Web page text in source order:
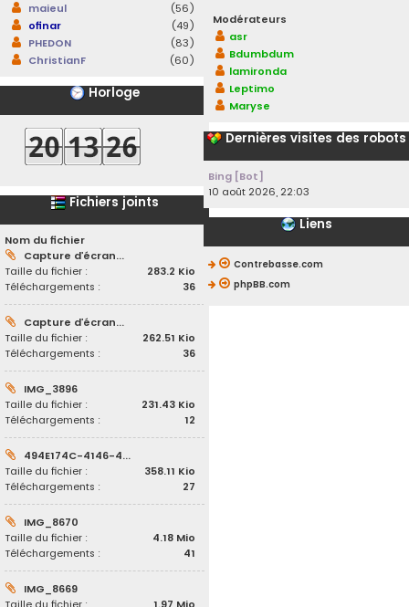
maieul
(56)
ofinar
(49)
PHEDON
(83)
ChristianF
(60)
Horloge
Fichiers joints
Nom du fichier
Capture d’écran...
Taille du fichier :
283.2 Kio
Téléchargements :
36
Capture d’écran...
Taille du fichier :
262.51 Kio
Téléchargements :
36
IMG_3896
Taille du fichier :
231.43 Kio
Téléchargements :
12
494E174C-4146-4...
Taille du fichier :
358.11 Kio
Téléchargements :
27
IMG_8670
Taille du fichier :
4.18 Mio
Téléchargements :
41
IMG_8669
Modérateurs
asr
Bdumbdum
lamironda
Leptimo
Maryse
Dernières visites des robots
Bing [Bot]
10 août 2026, 22:03
Liens
Contrebasse.com
phpBB.com